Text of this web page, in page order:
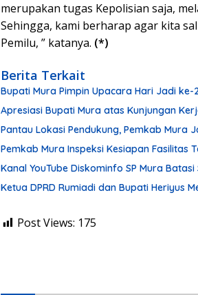
merupakan tugas Kepolisian saja,
Sehingga, kami berharap agar kita
Pemilu, ” katanya. (*)
Berita Terkait
Bupati Mura Pimpin Upacara Hari Jadi
Apresiasi Bupati Mura atas Kunjungan
Pantau Lokasi Pendukung, Pemkab Mura
Pemkab Mura Inspeksi Kesiapan Fasilitas
Kanal YouTube Diskominfo SP Mura
Ketua DPRD Rumiadi dan Bupati Heriyus
Post Views: 175